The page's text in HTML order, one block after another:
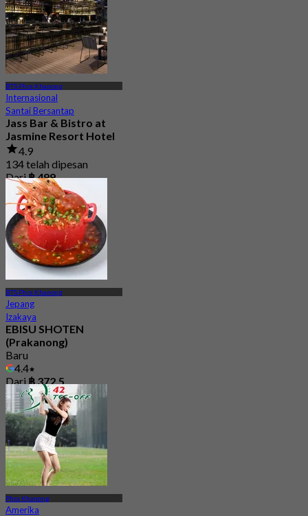
BTS Phra Khanong
Internasional
Santai Bersantap
Jass Bar & Bistro at
Jasmine Resort Hotel
4.9
134 telah dipesan
Dari฿ 499
BTS Phra Khanong
Jepang
Izakaya
EBISU SHOTEN
(Prakanong)
Baru
4.4
Dari ฿ 372.5
Phra Khanong
Amerika